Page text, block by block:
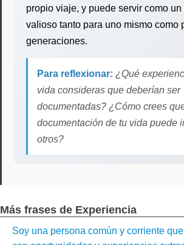
propio viaje, y puede servir como un
valioso tanto para uno mismo como
generaciones.
Para reflexionar: ¿Qué
vida consideras que deberían ser
documentadas? ¿Cómo crees
documentación de tu vida puede
otros?
Más frases de Experiencia
Soy una persona común y corriente